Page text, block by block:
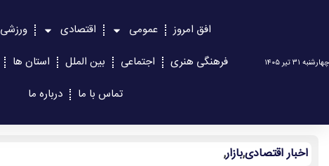
چهارشنبه ۳۱ تیر ۱۴۰۵
افق امروز عمومی اقتصادی ورزشی
فرهنگی هنری
اجتماعی بین الملل استان ها
تماس با ما
درباره ما
اخبار اقتصادی,بازار,